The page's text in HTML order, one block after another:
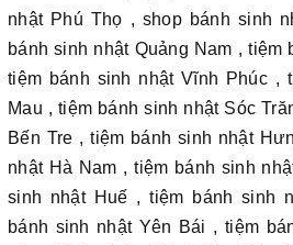
nhật Phú Thọ , shop bánh sinh
bánh sinh nhật Quảng Nam , tiệm
tiệm bánh sinh nhật Vĩnh Phúc ,
Mau , tiệm bánh sinh nhật Sóc
Bến Tre , tiệm bánh sinh nhật
nhật Hà Nam , tiệm bánh sinh
sinh nhật Huế , tiệm bánh sinh
bánh sinh nhật Yên Bái , tiệm